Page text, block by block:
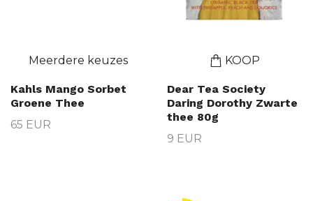
Meerdere keuzes
Kahls Mango Sorbet
Groene Thee
65 EUR
KOOP
Dear Tea Society
Daring Dorothy Zwarte
thee 80g
9 EUR